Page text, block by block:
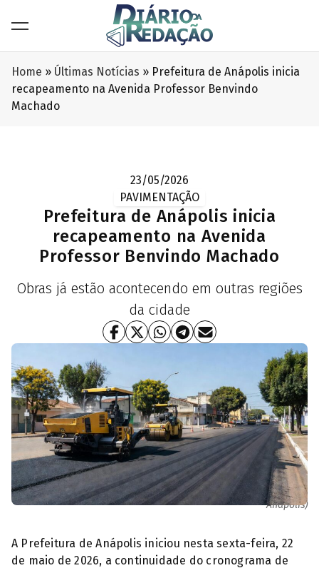
Home » Últimas Notícias » Prefeitura de Anápolis inicia
recapeamento na Avenida Professor Benvindo
Machado
23/05/2026
PAVIMENTAÇÃO
Prefeitura de Anápolis inicia
recapeamento na Avenida
Professor Benvindo Machado
Obras já estão acontecendo em outras regiões
da cidade
Recapeamento asfáltico (Foto: Paulo de Tarso / Prefeitura de
Anápolis)
A Prefeitura de Anápolis iniciou nesta sexta-feira, 22
de maio de 2026, a continuidade do cronograma de